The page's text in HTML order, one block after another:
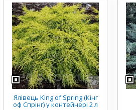
Ялівець King of Spring (Кінг
оф Спрінг) у контейнері 2 л